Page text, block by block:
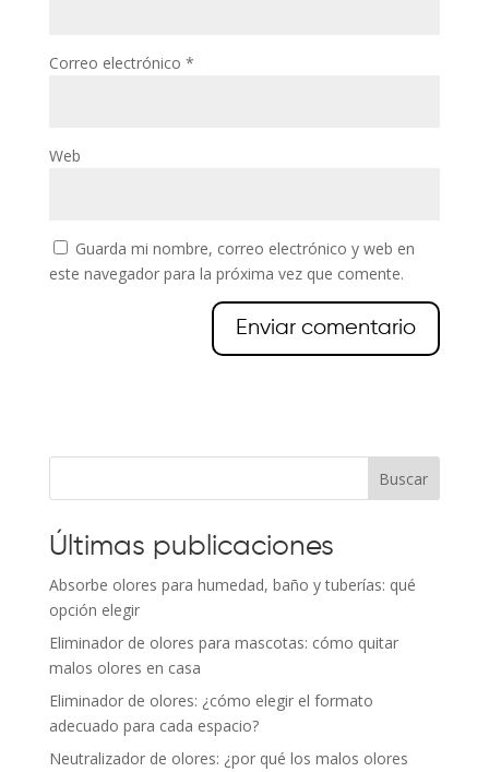
Correo electrónico *
Web
Guarda mi nombre, correo electrónico y web en
este navegador para la próxima vez que comente.
Buscar
Últimas publicaciones
Absorbe olores para humedad, baño y tuberías: qué
opción elegir
Eliminador de olores para mascotas: cómo quitar
malos olores en casa
Eliminador de olores: ¿cómo elegir el formato
adecuado para cada espacio?
Neutralizador de olores: ¿por qué los malos olores